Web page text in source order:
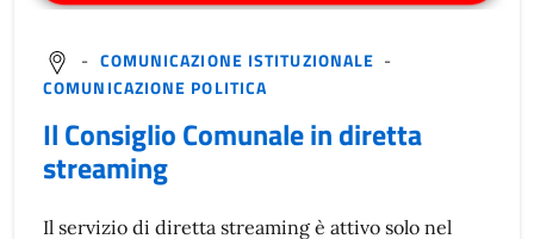
- COMUNICAZIONE ISTITUZIONALE -
COMUNICAZIONE POLITICA
Il Consiglio Comunale in diretta
streaming
Il servizio di diretta streaming è attivo solo nel